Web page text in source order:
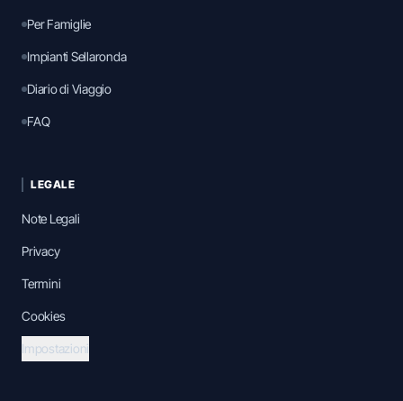
Per Famiglie
Impianti Sellaronda
Diario di Viaggio
FAQ
LEGALE
Note Legali
Privacy
Termini
Cookies
Impostazioni